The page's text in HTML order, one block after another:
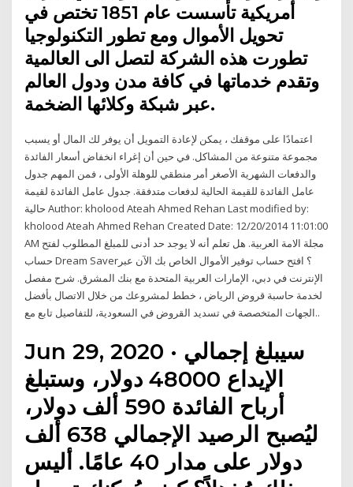
أمريكية تأسست عام 1851 تختص في
تحويل الأموال ومع تطور التكنولوجيا
تطورت هذه الشركة لتصل الى العالمية
وتقدم خدماتها في كافة مدن ودول العالم
عبر شبكة وكلائها الضخمة.
اعتمادًا على موقفك ، يمكن لإعادة التمويل أن يوفر لك المال أو يسبب
مجموعة متنوعة من المشاكل. في حين أن إغراء انخفاض أسعار الفائدة
والدفعات الشهرية الأصغر أمر منطقي للوهلة الأولى ، فمن المهم جدول
عامل الفائدة للقيمة الحالية لدفعات متدفقة. جدول عامل الفائدة لقيمة
حالية Author: kholood Ateah Ahmed Rehan Last modified by:
kholood Ateah Ahmed Rehan Created Date: 12/20/2014 11:01:00
AM مجلة الامة العربية. هل تعلم أنه لا يوجد حد أدنى للمبلغ المطلوب لفتح
حساب Dream Saver؟ افتح حساب توفير الأموال الخاص بك الآن عبر
الإنترنت في دبي، الإمارات العربية المتحدة مع بنك المشرق. شرح مفصل
لخدمة حاسبة قروض الرياض ، خطط لمشروعك من خلال الاتصال بأفضل
الجهات المتخصصة في تسديد القروض في السعودية، للتفاصيل تابع مع..
Jun 29, 2020 · سيبلغ إجمالي
الإيداع 48000 دولار، وستبلغ
أرباح الفائدة 590 ألف دولار،
ليُصبح الرصيد الإجمالي 638 ألف
دولار على مدار 40 عامًا. أليس